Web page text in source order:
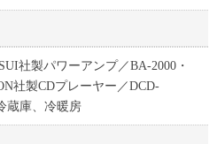
社製パワーアンプ／BA-2000・
社製CDプレーヤー／DCD-
蔵庫、冷暖房